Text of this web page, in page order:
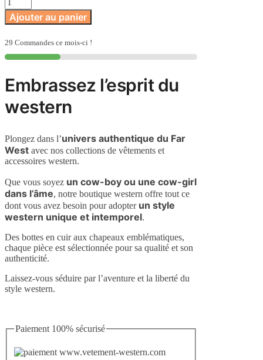
Ajouter au panier
29 Commandes ce mois-ci !
Embrassez l’esprit du
western
Plongez dans l’univers authentique du Far
West avec nos collections de vêtements et
accessoires western.
Que vous soyez un cow-boy ou une cow-girl
dans l’âme, notre boutique western offre tout ce
dont vous avez besoin pour adopter un style
western unique et intemporel.
Des bottes en cuir aux chapeaux emblématiques,
chaque pièce est sélectionnée pour sa qualité et son
authenticité.
Laissez-vous séduire par l’aventure et la liberté du
style western.
Paiement 100% sécurisé